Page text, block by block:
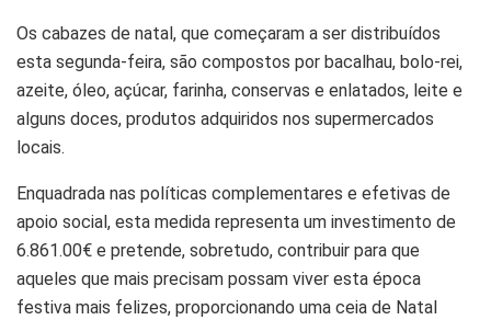
Os cabazes de natal, que começaram a ser distribuídos
esta segunda-feira, são compostos por bacalhau, bolo-rei,
azeite, óleo, açúcar, farinha, conservas e enlatados, leite e
alguns doces, produtos adquiridos nos supermercados
locais.
Enquadrada nas políticas complementares e efetivas de
apoio social, esta medida representa um investimento de
6.861.00€ e pretende, sobretudo, contribuir para que
aqueles que mais precisam possam viver esta época
festiva mais felizes, proporcionando uma ceia de Natal